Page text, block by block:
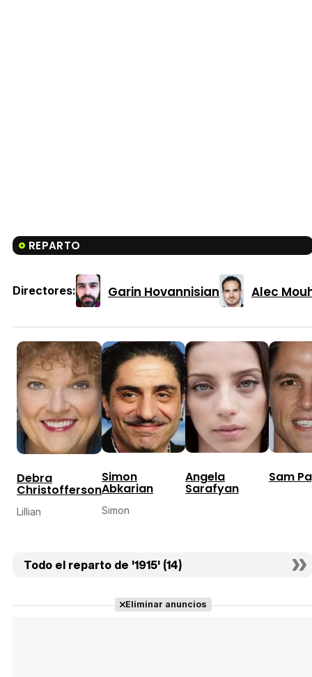
REPARTO
Directores: Garin Hovannisian Alec
Debra
Christofferson
Lillian
Simon
Abkarian
Simon
Angela
Sarafyan
Sam
Todo el reparto de '1915' (14)
Eliminar anuncios